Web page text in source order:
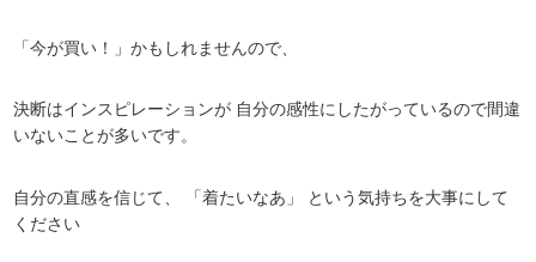
「今が買い！」かもしれませんので、
決断はインスピレーションが 自分の感性にしたがっているので間違
いないことが多いです。
自分の直感を信じて、 「着たいなあ」 という気持ちを大事にして
ください